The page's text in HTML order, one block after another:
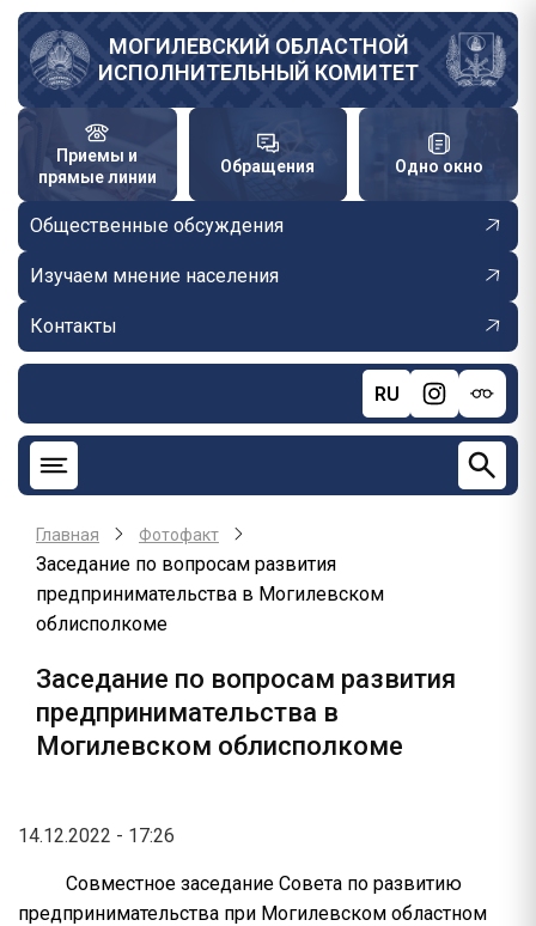
Перейти
основному
содержанию
МОГИЛЕВСКИЙ ОБЛАСТНОЙ
ИСПОЛНИТЕЛЬНЫЙ КОМИТЕТ
Приемы и
прямые линии
Обращения Одно окно
Общественные обсуждения
Изучаем мнение населения
Контакты
RU
Главная Фотофакт
Заседание по вопросам развития
предпринимательства в Могилевском
облисполкоме
Заседание по вопросам развития
предпринимательства в
Могилевском облисполкоме
14.12.2022 - 17:26
Совместное заседание Совета по развитию
предпринимательства при Могилевском областном